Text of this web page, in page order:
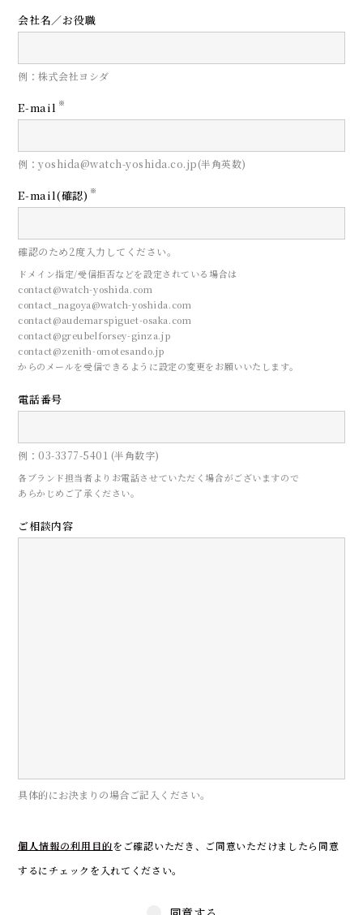
来店予約
会社名／お役職
例：株式会社ヨシダ
E-mail ※
例：yoshida@watch-yoshida.co.jp(半角英数)
E-mail(確認) ※
確認のため2度入力してください。
ドメイン指定/受信拒否などを設定されている場合は
contact@watch-yoshida.com
contact_nagoya@watch-yoshida.com
contact@audemarspiguet-osaka.com
contact@greubelforsey-ginza.jp
contact@zenith-omotesando.jp
からのメールを受信できるように設定の変更をお願いいたします。
電話番号
例：03-3377-5401 (半角数字)
各ブランド担当者よりお電話させていただく場合がございますので
あらかじめご了承ください。
ご相談内容
具体的にお決まりの場合ご記入ください。
個人情報の利用目的をご確認いただき、 ご同意いただけましたら同意
するにチェックを入れてください。